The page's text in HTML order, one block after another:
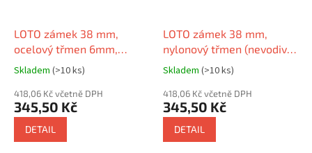
LOTO zámek 38 mm,
ocelový třmen 6mm,
nylonové tělo (nevodivé),
rovná hrana
Skladem (>10 ks)
418,06 Kč včetně DPH
345,50 Kč
DETAIL
LOTO zámek 38 mm,
nylonový třmen (nevodivý)
6mm, nylonové tělo
(nevodivé), rovná hrana
Skladem (>10 ks)
418,06 Kč včetně DPH
345,50 Kč
DETAIL